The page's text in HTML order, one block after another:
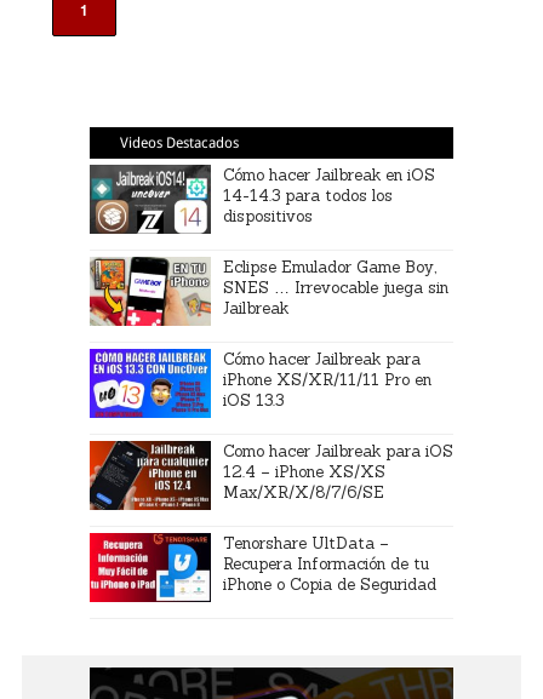
1
Videos Destacados
Cómo hacer Jailbreak en iOS
14-14.3 para todos los
dispositivos
Eclipse Emulador Game Boy,
SNES … Irrevocable juega sin
Jailbreak
Cómo hacer Jailbreak para
iPhone XS/XR/11/11 Pro en
iOS 13.3
Como hacer Jailbreak para iOS
12.4 – iPhone XS/XS
Max/XR/X/8/7/6/SE
Tenorshare UltData –
Recupera Información de tu
iPhone o Copia de Seguridad